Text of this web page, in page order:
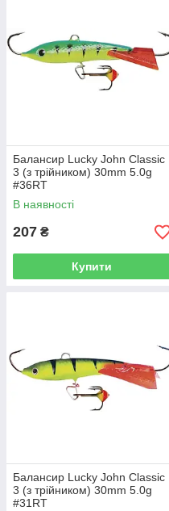
Балансир Lucky John Classic
3 (з трійником) 30mm 5.0g
#36RT
В наявності
207 ₴
Купити
Балансир Lucky John Classic
3 (з трійником) 30mm 5.0g
#31RT